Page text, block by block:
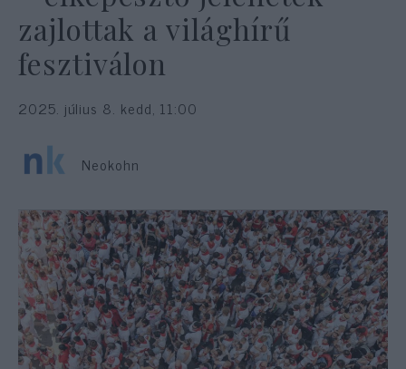
zajlottak a világhírű
fesztiválon
2025. július 8. kedd, 11:00
Neokohn